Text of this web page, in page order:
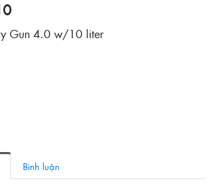
Gun 4.0 w/10 liter
Bình luận